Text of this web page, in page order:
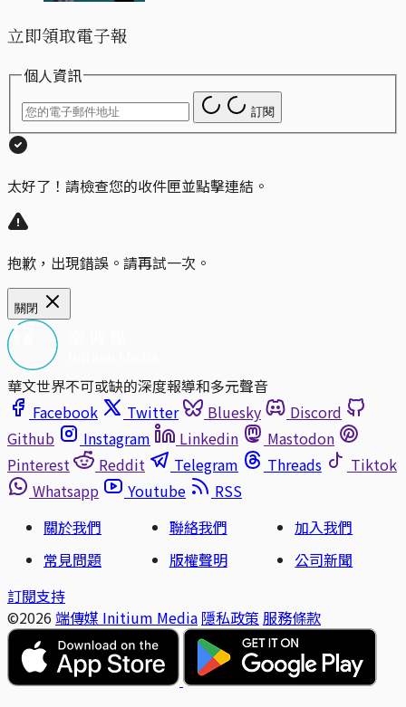
立即領取電子報
個人資訊
訂閱
太好了！請檢查您的收件匣並點擊連結。
抱歉，出現錯誤。請再試一次。
關閉
華文世界不可或缺的深度報導和多元聲音
Facebook
Twitter Bluesky
Discord
Github
Instagram Linkedin
Mastodon
Pinterest
Reddit Telegram Threads
Tiktok
Whatsapp
Youtube
RSS
關於我們
聯絡我們
加入我們
常見問題
版權聲明
公司新聞
訂閱支持
©2026 端傳媒 Initium Media 隱私政策 服務條款